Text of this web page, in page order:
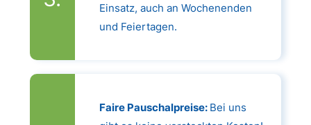
Einsatz, auch an Wochenenden
und Feiertagen.
Faire Pauschalpreise: Bei uns